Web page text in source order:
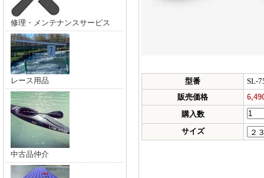
修理・メンテナンスサービス
レース用品
中古品仲介
型番
SL-
販売価格
購入数
サイズ